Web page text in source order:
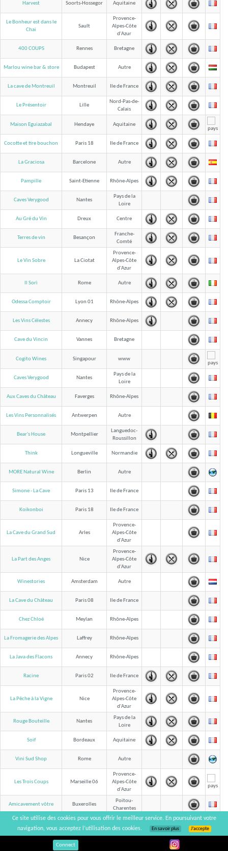
Harvest Soorts-Hossegor Aquitaine
Le Bonheur est dans le
Chai
Sault
Provence-
Alpes-Côte
d'Azur
400 COUPS Rennes Bretagne
Marlou wine bar & store Budapest Autre
La cave de Montreuil Montreuil Ile de France
Le Présentoir Lille
Nord-Pas-de-
Calais
Maison Eguiazabal Hendaye Aquitaine
Cocotte et tire bouchon Paris 18 Ile de France
La Graciosa Barcelone Autre
Pampille Saint-Etienne Rhône-Alpes
Caves Verygood Nantes
Pays de la
Loire
Au Gré du Vin Dreux Centre
Terres de vin Besançon
Franche-
Comté
Le Vin Sobre La Ciotat
Provence-
Alpes-Côte
d'Azur
Il Sorì Rome Autre
Odessa Comptoir Lyon 01 Rhône-Alpes
Les Vins Célestes Annecy Rhône-Alpes
Cave du Vincin Vannes Bretagne
Cogito Wines Singapour www
Caves Verygood Nantes
Pays de la
Loire
Aux Caves du Château Faverges Rhône-Alpes
Les Vins Personnalisés Antwerpen Autre
Bear's House Montpellier
Languedoc-
Roussillon
Think Longueville Normandie
MORE Natural Wine Berlin Autre
Simone - La Cave Paris 13 Ile de France
Koikonboi Paris 18 Ile de France
La Cave du Grand Sud Arles
Provence-
Alpes-Côte
d'Azur
La Part des Anges Nice
Provence-
Alpes-Côte
d'Azur
Winestories Amsterdam Autre
La Cave du Château Paris 08 Ile de France
Chez Chloé Meylan Rhône-Alpes
La Fromagerie des Alpes Laffrey Rhône-Alpes
La Java des Flacons Annecy Rhône-Alpes
Racine Paris 02 Ile de France
La Pêche à la Vigne Nice
Provence-
Alpes-Côte
d'Azur
Rouge Bouteille Nantes
Pays de la
Loire
Soif Bordeaux Aquitaine
Vini Sud Shop Rome Autre
Les Trois Coups Marseille 06
Provence-
Alpes-Côte
d'Azur
Amicavement vôtre Buxerolles
Poitou-
Charentes
Languedoc-
Roussillon
Avignon
Connect
Ce site utilise des cookies pour vous offrir le meilleur service. En poursuivant votre
navigation, vous acceptez l’utilisation des cookies.
En savoir plus J’accepte